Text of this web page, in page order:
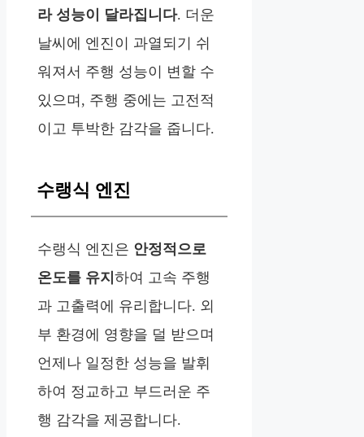
라 성능이 달라집니다. 더운
날씨에 엔진이 과열되기 쉬
워져서 주행 성능이 변할 수
있으며, 주행 중에는 고전적
이고 투박한 감각을 줍니다.
수랭식 엔진
수랭식 엔진은 안정적으로
온도를 유지 하여 고속 주행
과 고출력에 유리합니다. 외
부 환경에 영향을 덜 받으며
언제나 일정한 성능을 발휘
하여 정교하고 부드러운 주
행 감각을 제공합니다.